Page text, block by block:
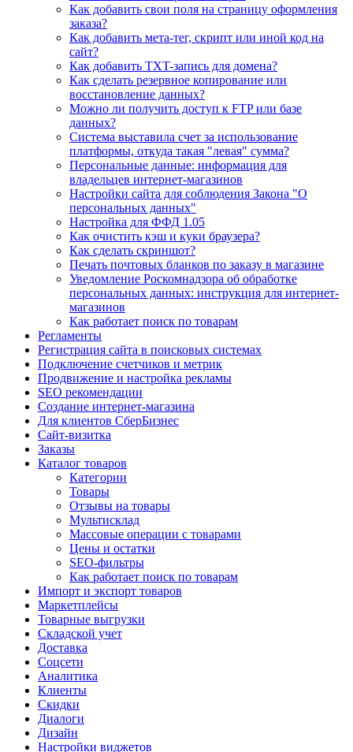
Как добавить свои поля на страницу оформления
заказа?
Как добавить мета-тег, скрипт или иной код на
сайт?
Как добавить TXT-запись для домена?
Как сделать резервное копирование или
восстановление данных?
Можно ли получить доступ к FTP или базе
данных?
Система выставила счет за использование
платформы, откуда такая "левая" сумма?
Персональные данные: информация для
владельцев интернет-магазинов
Настройки сайта для соблюдения Закона "О
персональных данных"
Настройка для ФФД 1.05
Как очистить кэш и куки браузера?
Как сделать скриншот?
Печать почтовых бланков по заказу в магазине
Уведомление Роскомнадзора об обработке
персональных данных: инструкция для интернет-
магазинов
Как работает поиск по товарам
Регламенты
Регистрация сайта в поисковых системах
Подключение счетчиков и метрик
Продвижение и настройка рекламы
SEO рекомендации
Создание интернет-магазина
Для клиентов СберБизнес
Сайт-визитка
Заказы
Каталог товаров
Категории
Товары
Отзывы на товары
Мультисклад
Массовые операции с товарами
Цены и остатки
SEO-фильтры
Как работает поиск по товарам
Импорт и экспорт товаров
Маркетплейсы
Товарные выгрузки
Складской учет
Доставка
Соцсети
Аналитика
Клиенты
Скидки
Диалоги
Дизайн
Настройки виджетов